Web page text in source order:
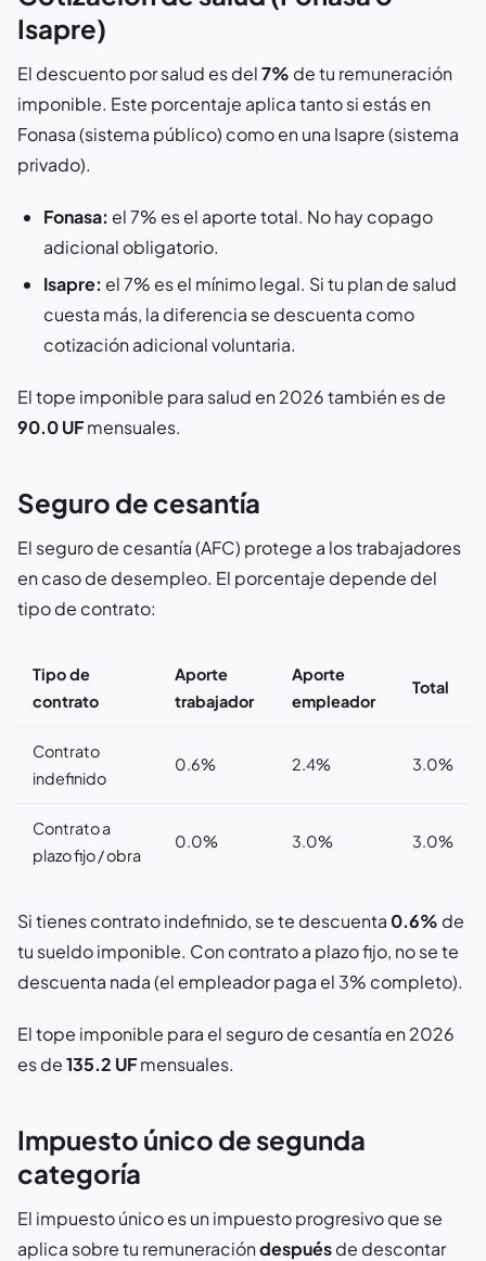
Isapre)
El descuento por salud es del7% de tu remuneración
imponible. Este porcentaje aplica tanto si estás en
Fonasa (sistema público) como en una Isapre (sistema
privado).
Fonasa: el 7% es el aporte total. No hay copago
adicional obligatorio.
Isapre: el 7% es el mínimo legal. Si tu plan de salud
cuesta más, la diferencia se descuenta como
cotización adicional voluntaria.
El tope imponible para salud en 2026 también es de
90.0 UFmensuales.
Seguro de cesantía
El seguro de cesantía (AFC) protege a los trabajadores
en caso de desempleo. El porcentaje depende del
tipo de contrato:
Tipo de
contrato
Aporte
trabajador
Aporte
empleador
Total
Contrato
indefinido
0.6% 2.4% 3.0%
Contrato a
plazo fijo / obra
0.0% 3.0% 3.0%
Si tienes contrato indefinido, se te descuenta 0.6% de
tu sueldo imponible. Con contrato a plazo fijo, no se te
descuenta nada (el empleador paga el 3% completo).
El tope imponible para el seguro de cesantía en 2026
es de135.2 UFmensuales.
Impuesto único de segunda
categoría
El impuesto único es un impuesto progresivo que se
aplica sobre tu remuneracióndespuésde descontar